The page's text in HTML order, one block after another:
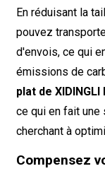
En réduisant la
pouvez
d'envois, ce qui
émissions de
plat de XIDINGLI
ce qui en fait
cherchant à
Compensez